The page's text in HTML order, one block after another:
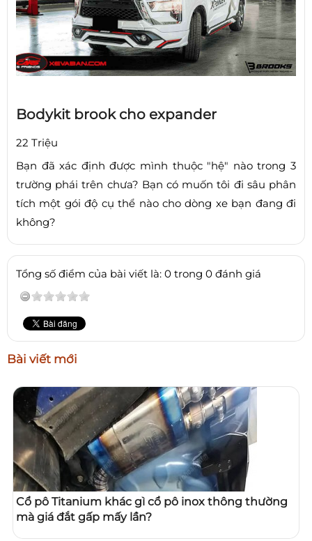
Bodykit brook cho expander
22 Triệu
Bạn đã xác định được mình thuộc "hệ" nào trong 3
trường phái trên chưa? Bạn có muốn tôi đi sâu phân
tích một gói độ cụ thể nào cho dòng xe bạn đang đi
không?
Tổng số điểm của bài viết là: 0 trong 0 đánh giá
Bài viết mới
Cổ pô Titanium khác gì cổ pô inox thông thường
mà giá đắt gấp mấy lần?